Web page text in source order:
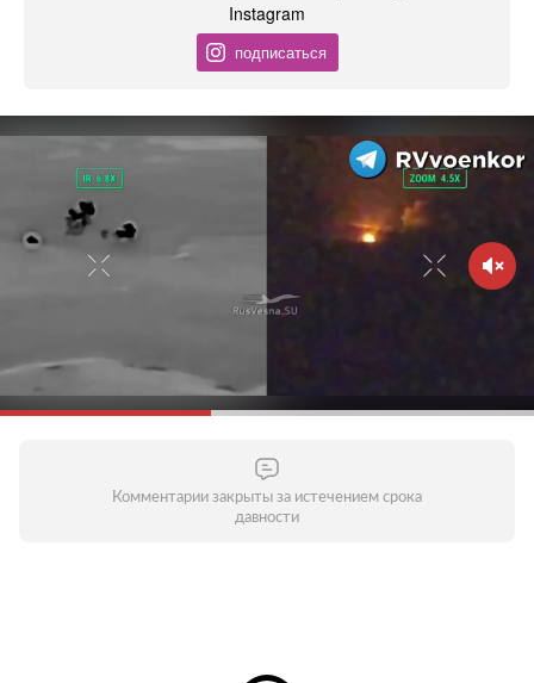
Instagram
подписаться
Комментарии закрыты за истечением срока
давности